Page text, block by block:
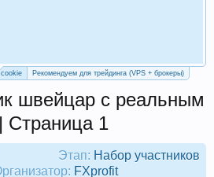
Рекомендуем для трейдинга (VPS + брокеры)
швейцар с реальным
Страница 1
Этап: Набор участников
FXprofit